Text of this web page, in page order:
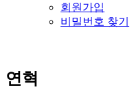
회원가입
비밀번호 찾기
연혁